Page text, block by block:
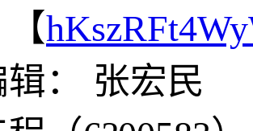
： 张宏民